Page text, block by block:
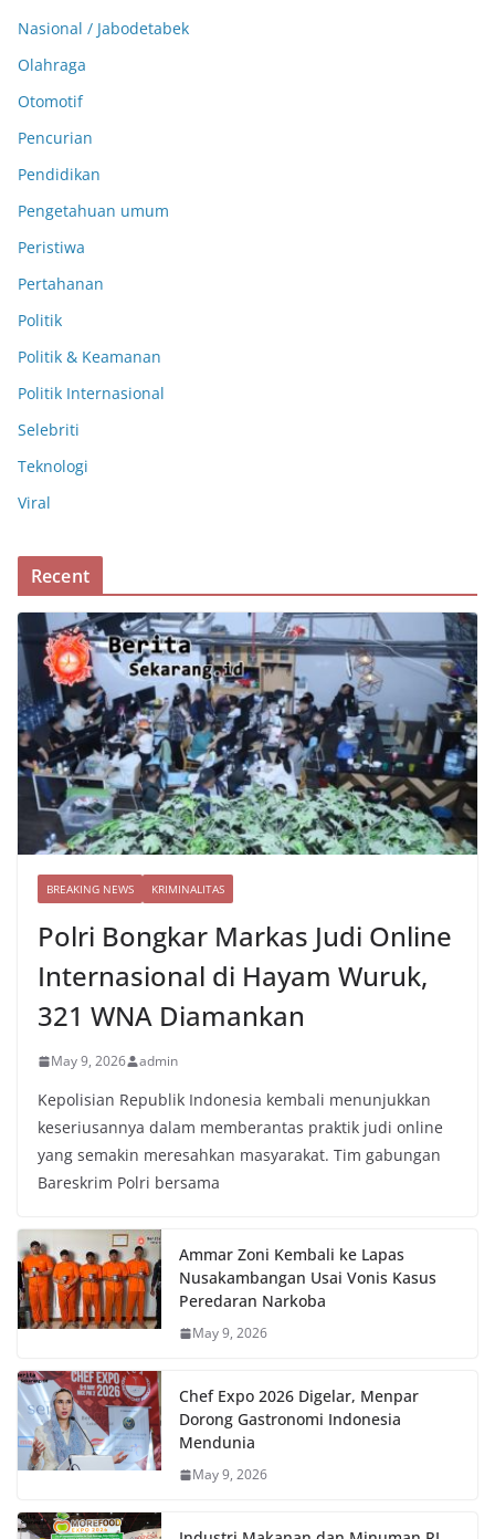
Nasional / Jabodetabek
Olahraga
Otomotif
Pencurian
Pendidikan
Pengetahuan umum
Peristiwa
Pertahanan
Politik
Politik & Keamanan
Politik Internasional
Selebriti
Teknologi
Viral
Recent
BREAKING NEWS KRIMINALITAS
Polri Bongkar Markas Judi Online
Internasional di Hayam Wuruk,
321 WNA Diamankan
May 9, 2026 admin
Kepolisian Republik Indonesia kembali menunjukkan
keseriusannya dalam memberantas praktik judi online
yang semakin meresahkan masyarakat. Tim gabungan
Bareskrim Polri bersama
Ammar Zoni Kembali ke Lapas
Nusakambangan Usai Vonis Kasus
Peredaran Narkoba
May 9, 2026
Chef Expo 2026 Digelar, Menpar
Dorong Gastronomi Indonesia
Mendunia
May 9, 2026